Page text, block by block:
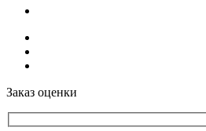
Заказ оценки